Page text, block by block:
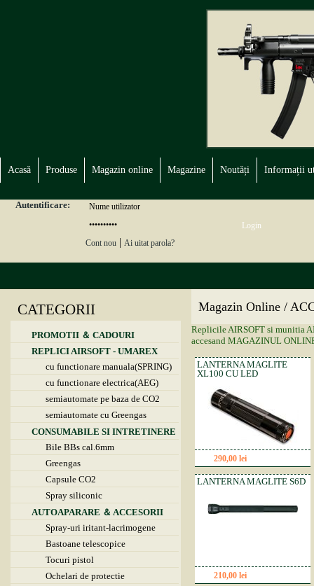
Acasă Produse Magazin online Magazine Noutăți Informații
Autentificare:
Cont nou | Ai uitat parola?
CATEGORII
PROMOTII ＆ CADOURI
REPLICI AIRSOFT - UMAREX
cu functionare manuala(SPRING)
cu functionare electrica(AEG)
semiautomate pe baza de CO2
semiautomate cu Greengas
CONSUMABILE SI INTRETINERE
Bile BBs cal.6mm
Greengas
Capsule CO2
Spray siliconic
AUTOAPARARE ＆ ACCESORII
Spray-uri iritant-lacrimogene
Bastoane telescopice
Tocuri pistol
Ochelari de protectie
Magazin Online /
Replicile AIRSOFT si munitia
accesand MAGAZINUL
LANTERNA MAGLITE
XL100 CU LED
290,00 lei
LANTERNA MAGLITE S6D
210,00 lei